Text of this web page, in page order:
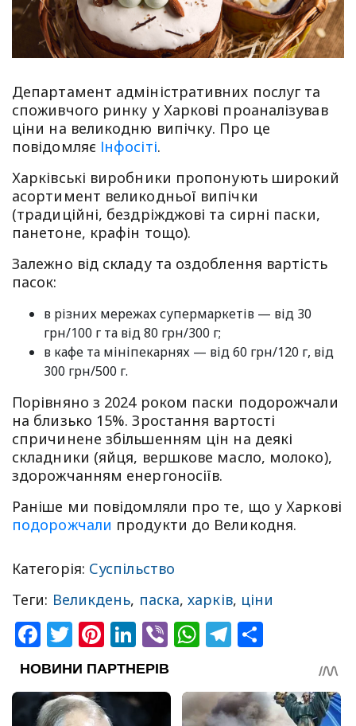
Департамент адміністративних послуг та
споживчого ринку у Харкові проаналізував
ціни на великодню випічку. Про це
повідомляє Інфосіті.
Харківські виробники пропонують широкий
асортимент великодньої випічки
(традиційні, бездріжджові та сирні паски,
панетоне, крафін тощо).
Залежно від складу та оздоблення вартість
пасок:
в різних мережах супермаркетів — від 30
грн/100 г та від 80 грн/300 г;
в кафе та мініпекарнях — від 60 грн/120 г, від
300 грн/500 г.
Порівняно з 2024 роком паски подорожчали
на близько 15%. Зростання вартості
спричинене збільшенням цін на деякі
складники (яйця, вершкове масло, молоко),
здорожчанням енергоносіїв.
Раніше ми повідомляли про те, що у Харкові
подорожчали продукти до Великодня.
Категорія: Суспільство
Теги: Великдень, паска,харків, ціни
Facebook
Twitter
Pinterest
LinkedIn
ViberWhatsApp
Telegram